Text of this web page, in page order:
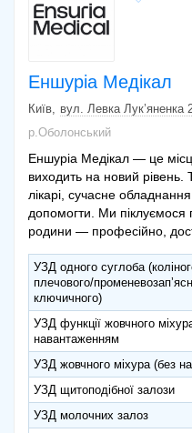
Еншуріа Медікал
Київ
вул. Левка Лук’яненка
р.Оболонський
Еншуріа Медікал — це
виходить на новий рівень.
лікарі, сучасне
допомогти. Ми піклуємося
родини — професійно,
УЗД одного суглоба
плечового/
ключичного)
УЗД функції жовчного
навантаженням
УЗД жовчного міхура (без
УЗД щитоподібної залози
УЗД молочних залоз